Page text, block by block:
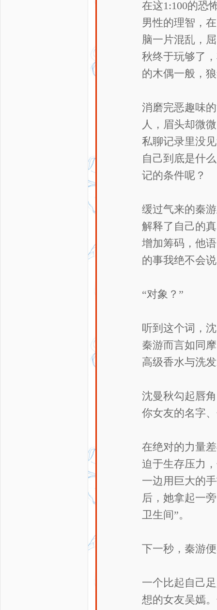
在这1:100的恐
男性的理智，
脑一片混乱，
秋终于玩够了
的木偶一般，
消磨完恶趣味
人，眉头却微
私聊记录里没
自己到底是什
记的条件呢？
缓过气来的秦
解释了自己的
增加筹码，他
的事我绝不会
“对象？”
听到这个词，
秦游而言如同
高级香水与洗
沈曼秋勾起唇
你女友的名字
在绝对的力量
迫于生存压力
一边用巨大的
后，她拿起一
卫生间”。
下一秒，秦游
一个比起自己
想的女友吴嫣